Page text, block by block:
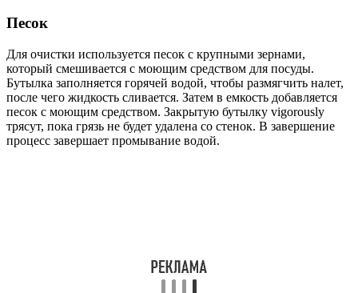
Песок
Для очистки используется песок с крупными зернами,
который смешивается с моющим средством для посуды.
Бутылка заполняется горячей водой, чтобы размягчить налет,
после чего жидкость сливается. Затем в емкость добавляется
песок с моющим средством. Закрытую бутылку vigorously
трясут, пока грязь не будет удалена со стенок. В завершение
процесс завершает промывание водой.